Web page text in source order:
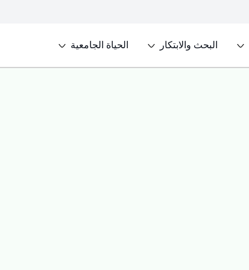
البحث والابتكار الحياة الجامعية